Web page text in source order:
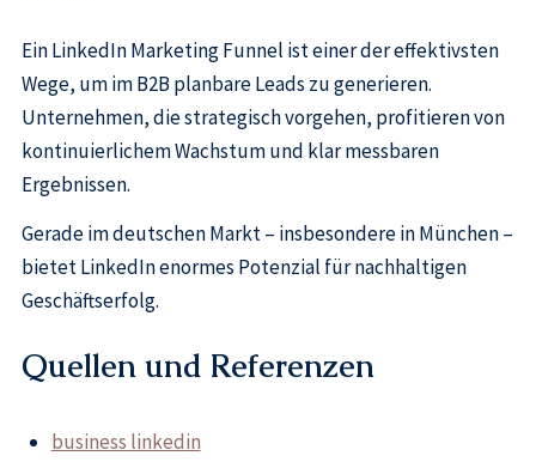
Ein LinkedIn Marketing Funnel ist einer der effektivsten
Wege, um im B2B planbare Leads zu generieren.
Unternehmen, die strategisch vorgehen, profitieren von
kontinuierlichem Wachstum und klar messbaren
Ergebnissen.
Gerade im deutschen Markt – insbesondere in München –
bietet LinkedIn enormes Potenzial für nachhaltigen
Geschäftserfolg.
Quellen und Referenzen
business linkedin